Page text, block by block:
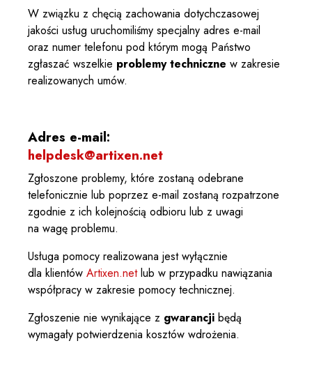
W związku z chęcią zachowania dotychczasowej
jakości usług uruchomiliśmy specjalny adres e-mail
oraz numer telefonu pod którym mogą Państwo
zgłaszać wszelkie problemy techniczne w zakresie
realizowanych umów.
Adres e-mail:
helpdesk@artixen.net
Zgłoszone problemy, które zostaną odebrane
telefonicznie lub poprzez e-mail zostaną rozpatrzone
zgodnie z ich kolejnością odbioru lub z uwagi
na wagę problemu.
Usługa pomocy realizowana jest wyłącznie
dla klientów Artixen.netlub w przypadku nawiązania
współpracy w zakresie pomocy technicznej.
Zgłoszenie nie wynikające z gwarancji będą
wymagały potwierdzenia kosztów wdrożenia.